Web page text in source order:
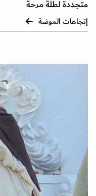
متجددة لطلة مرحة
إتجاهات الموضة